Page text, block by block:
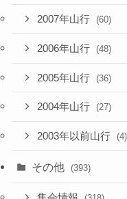
2007年山行 (60)
2006年山行 (48)
2005年山行 (36)
2004年山行 (27)
2003年以前山行 (4)
その他 (393)